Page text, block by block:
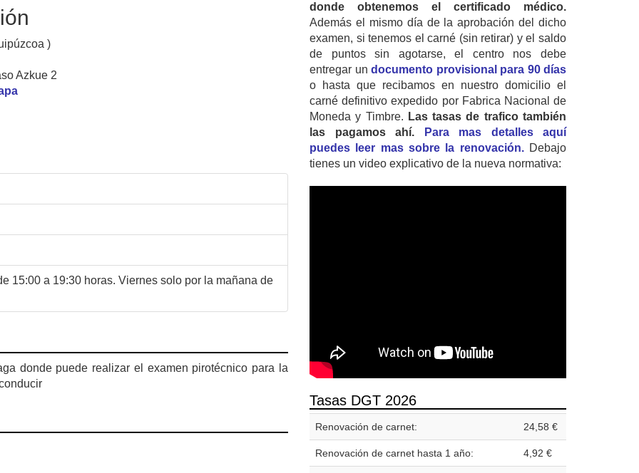
)
Azkue 2
15:00 a 19:30 horas. Viernes solo por la mañana de
donde puede realizar el examen pirotécnico para la
donde obtenemos el certificado médico.
Además el mismo día de la aprobación del dicho
examen, si tenemos el carné (sin retirar) y el saldo
de puntos sin agotarse, el centro nos debe
entregar un documento provisional para 90 días
o hasta que recibamos en nuestro domicilio el
carné definitivo expedido por Fabrica Nacional de
Moneda y Timbre. Las tasas de trafico también
las pagamos ahí.
Para mas detalles aquí
puedes leer mas sobre la renovación.Debajo
tienes un video explicativo de la nueva normativa:
Tasas DGT 2026
Renovación de carnet: 24,58 €
Renovación de carnet hasta 1 año: 4,92 €